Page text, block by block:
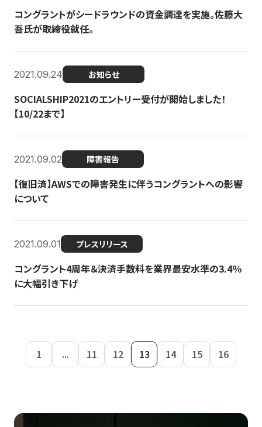
コングラントがシードラウンドの資金調達を実施。佐藤大
吾氏が取締役就任。
2021.09.24 お知らせ
SOCIALSHIP2021のエントリー受付が開始しました！
【10/22まで】
2021.09.02 障害報告
【復旧済】AWSでの障害発生に伴うコングラントへの影響
について
2021.09.01 プレスリリース
コングラント4周年＆決済手数料を業界最安水準の3.4％
に大幅引き下げ
1 ... 11 12 13 14 15 16